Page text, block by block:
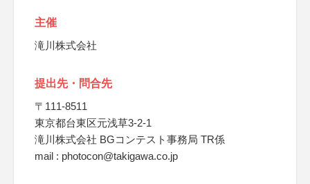
主催
滝川株式会社
提出先・問合先
〒111-8511
東京都台東区元浅草3-2-1
滝川株式会社 BGコンテスト事務局 TR係
mail : photocon@takigawa.co.jp